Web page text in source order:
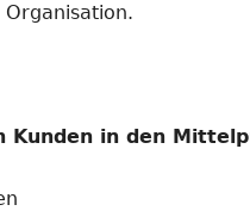
Organisation.
Kunden in den